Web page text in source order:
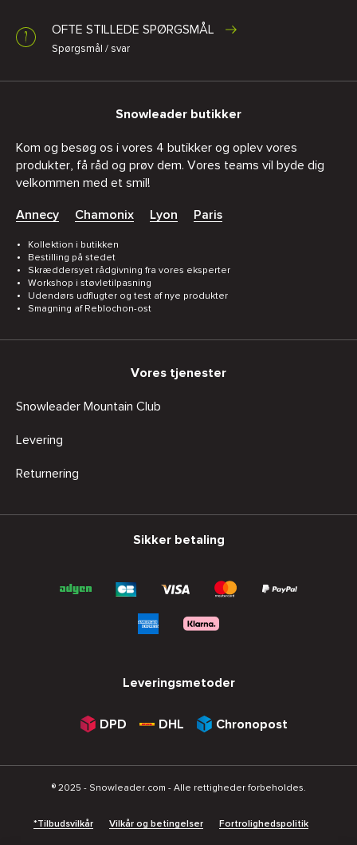
OFTE STILLEDE SPØRGSMÅL
Spørgsmål / svar
Snowleader butikker
Kom og besøg os i vores 4 butikker og oplev vores
produkter, få råd og prøv dem. Vores teams vil byde dig
velkommen med et smil!
Annecy Chamonix Lyon Paris
Kollektion i butikken
Bestilling på stedet
Skræddersyet rådgivning fra vores eksperter
Workshop i støvletilpasning
Udendørs udflugter og test af nye produkter
Smagning af Reblochon-ost
Vores tjenester
Snowleader Mountain Club
Levering
Returnering
Sikker betaling
Leveringsmetoder
DPD DHL Chronopost
® 2025 - Snowleader.com - Alle rettigheder forbeholdes.
*Tilbudsvilkår Vilkår og betingelser Fortrolighedspolitik